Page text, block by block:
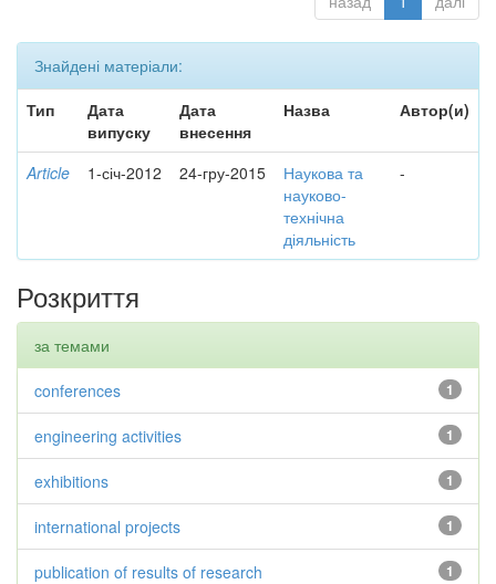
Знайдені матеріали:
Тип
Дата
випуску
Дата
внесення
Назва Автор(и)
Article 1-січ-2012 24-гру-2015
Наукова та
науково-
технічна
діяльність
-
Розкриття
за темами
1
conferences
1
engineering activities
1
exhibitions
1
international projects
1
publication of results of research